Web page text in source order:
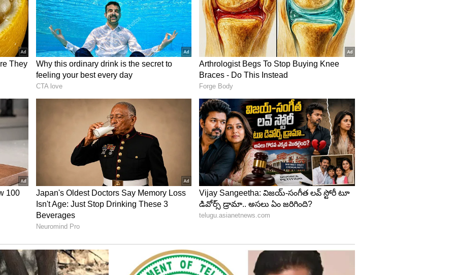
నుండి వారిని రక్షించడానికి గ్లిజరిన్ లేదా
ఇంటికి తిరిగొచ్చాక కలర్స్ శుభ్రం చేసుకోవడం చాలా